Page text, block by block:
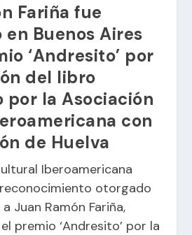
Fariña fue
Buenos Aires
‘Andresito’ por
del libro
por la Asociación
con
de Huelva
Iberoamericana
otorgado
Juan Ramón Fariña,
premio ‘Andresito’ por la